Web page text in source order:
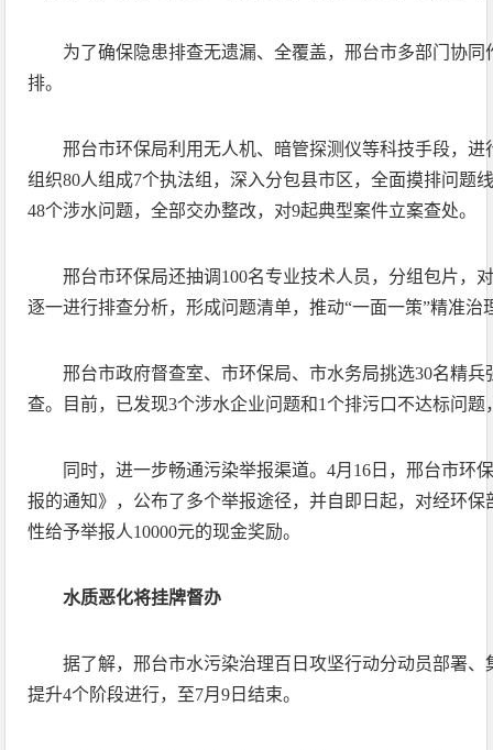
为了确保隐患排查无遗漏、全覆盖，邢台市多部门协
排。
邢台市环保局利用无人机、暗管探测仪等科技手段，
组织80人组成7个执法组，深入分包县市区，全面摸排问题
48个涉水问题，全部交办整改，对9起典型案件立案查处。
邢台市环保局还抽调100名专业技术人员，分组包片，
逐一进行排查分析，形成问题清单，推动“一面一策”精准治
邢台市政府督查室、市环保局、市水务局挑选30名精
查。目前，已发现3个涉水企业问题和1个排污口不达标问
同时，进一步畅通污染举报渠道。4月16日，邢台市环
报的通知》，公布了多个举报途径，并自即日起，对经环
性给予举报人10000元的现金奖励。
水质恶化将挂牌督办
据了解，邢台市水污染治理百日攻坚行动分动员部署
提升4个阶段进行，至7月9日结束。